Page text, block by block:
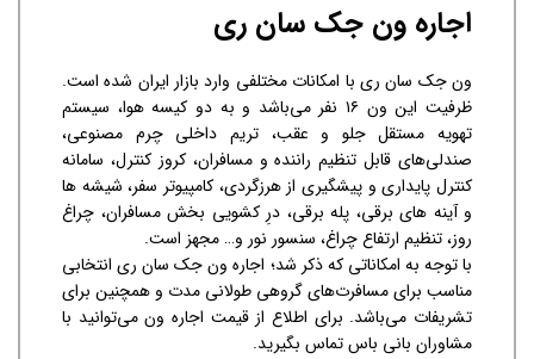
اجاره ون جک سان ری
ون جک سان ری با امکانات مختلفی وارد بازار ایران شده است.
ظرفیت این ون ۱۶ نفر می‌باشد و به دو کیسه هوا، سیستم
تهویه مستقل جلو و عقب، تریم داخلی چرم مصنوعی،
صندلی‌های قابل تنظیم راننده و مسافران، کروز کنترل، سامانه
کنترل پایداری و پیشگیری از هرزگردی، کامپیوتر سفر، شیشه ها
و آینه های برقی، پله برقی، درِ کشویی بخش مسافران، چراغ
روز، تنظیم ارتفاع چراغ، سنسور نور و… مجهز است.
با توجه به امکاناتی که ذکر شد؛ اجاره ون جک سان ری انتخابی
مناسب برای مسافرت‌های گروهی طولانی مدت و همچنین برای
تشریفات می‌باشد. برای اطلاع از قیمت اجاره ون می‌توانید با
مشاوران بانی باس تماس بگیرید.